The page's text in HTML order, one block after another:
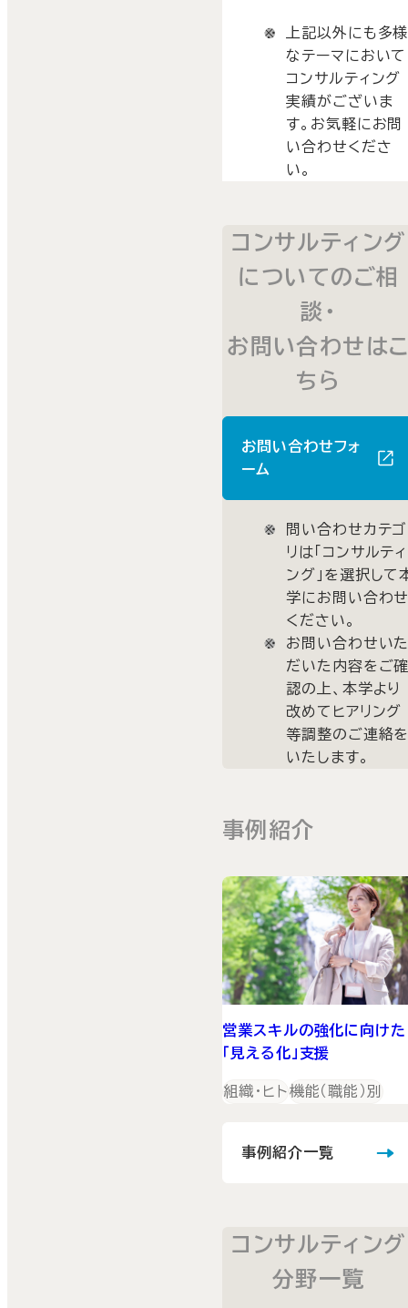
上記以外にも多様
なテーマにおいて
コンサルティング
実績がございま
す。お気軽にお問
い合わせくださ
い。
コンサルティング
についてのご相
談・
お問い合わせは
ちら
お問い合わせフォ
ーム
問い合わせカテゴ
リは「コンサルティ
ング」を選択して
学にお問い合わ
ください。
お問い合わせい
だいた内容をご
認の上、本学より
改めてヒアリング
等調整のご連絡
いたします。
事例紹介
営業スキルの強化に向けた
「見える化」支援
組織・ヒト機能（職能）別
事例紹介一覧
コンサルティング
分野一覧